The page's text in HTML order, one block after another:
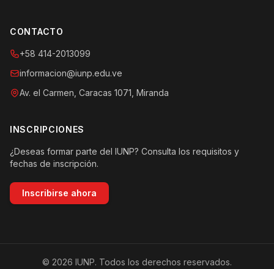
CONTACTO
+58 414-2013099
informacion@iunp.edu.ve
Av. el Carmen, Caracas 1071, Miranda
INSCRIPCIONES
¿Deseas formar parte del IUNP? Consulta los requisitos y
fechas de inscripción.
Inscribirse ahora
© 2026 IUNP. Todos los derechos reservados.